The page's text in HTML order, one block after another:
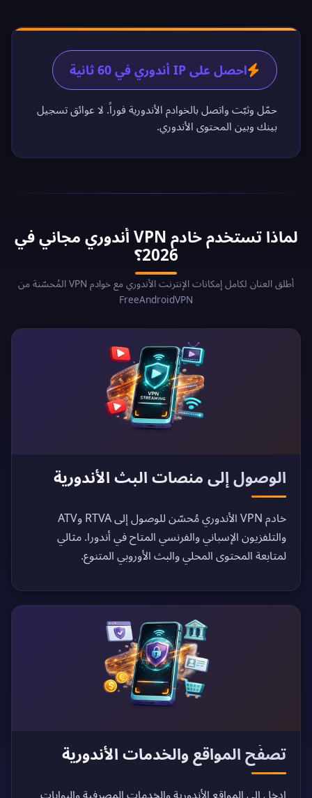
احصل على IP أندوري في 60 ثانية
حمّل وثبّت واتصل بالخوادم الأندورية فوراً. لا عوائق تسجيل
بينك وبين المحتوى الأندوري.
لماذا تستخدم خادم VPN أندوري مجاني في
2026؟
أطلق العنان لكامل إمكانات الإنترنت الأندوري مع خوادم VPN المُحسّنة من
FreeAndroidVPN
الوصول إلى منصات البث الأندورية
خادم VPN الأندوري مُحسّن للوصول إلى RTVA وATV
والتلفزيون الإسباني والفرنسي المتاح في أندورا. مثالي
لمتابعة المحتوى المحلي والبث الأوروبي المتنوع.
تصفّح المواقع والخدمات الأندورية
ادخل إلى المواقع الأندورية والخدمات المصرفية والبوابات